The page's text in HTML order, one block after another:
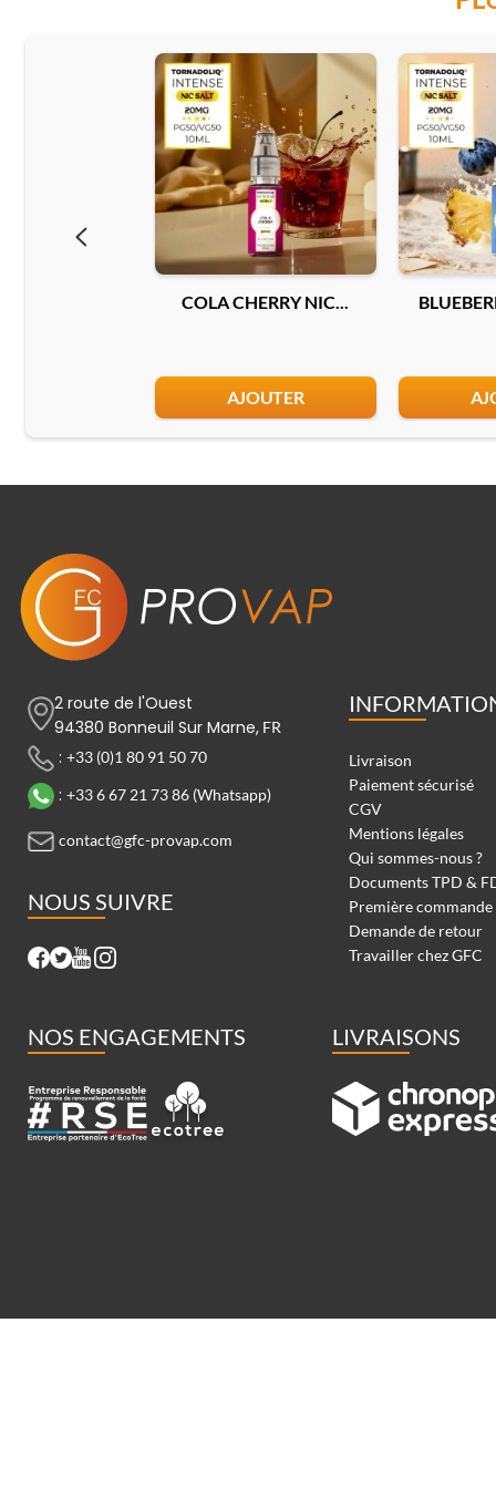
COLA CHERRY NIC...
AJOUTER
2 route de l'Ouest
94380 Bonneuil Sur Marne, FR
: +33 (0)1 80 91 50 70
: +33 6 67 21 73 86 (Whatsapp)
contact@gfc-provap.com
NOUS SUIVRE
Livraison
Paiement sécurisé
CGV
Mentions légales
Qui sommes-nous ?
Documents TPD &
Première commande
Demande de retour
Travailler chez GFC
NOS ENGAGEMENTS LIVRAISONS